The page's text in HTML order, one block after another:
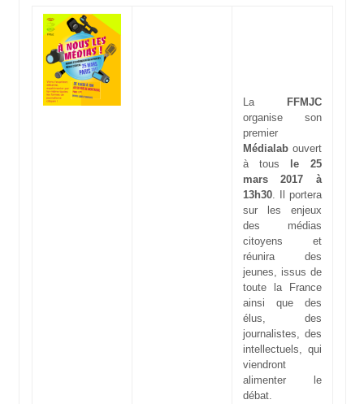
La
FFMJC
organise son
premier
Médialabouvert
à tous
le 25
mars 2017 à
13h30. Il portera
sur les enjeux
des médias
citoyens et
réunira des
jeunes, issus de
toute la France
ainsi que des
élus, des
journalistes, des
intellectuels, qui
viendront
alimenter le
débat.